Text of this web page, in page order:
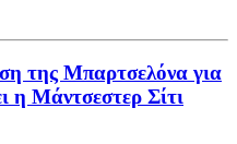
της Μπαρτσελόνα για
η Μάντσεστερ Σίτι